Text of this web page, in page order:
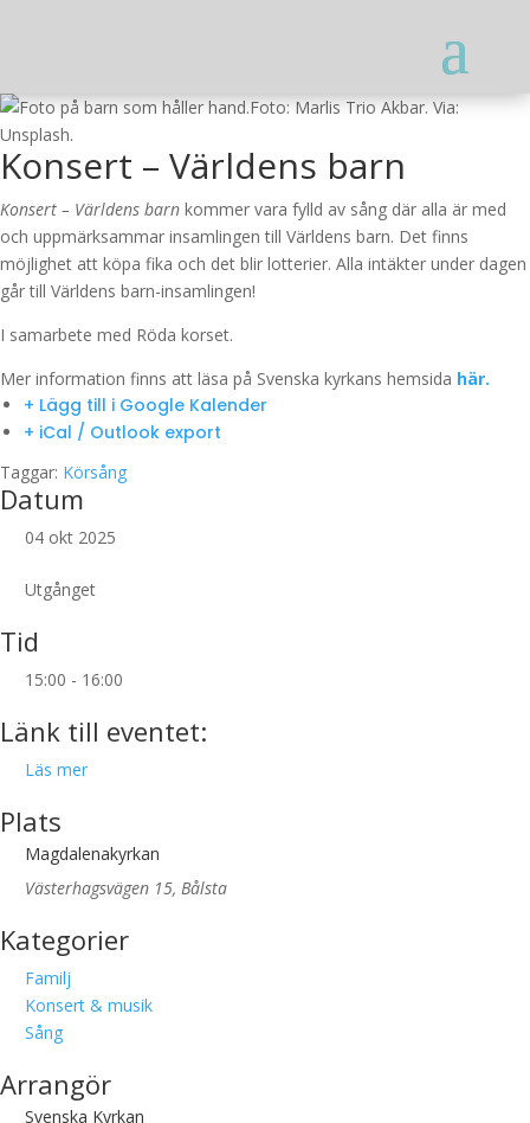
Foto: Marlis Trio Akbar. Via:
Unsplash.
Konsert – Världens barn
Konsert – Världens barn kommer vara fylld av sång där alla är med
och uppmärksammar insamlingen till Världens barn. Det finns
möjlighet att köpa fika och det blir lotterier. Alla intäkter under dagen
går till Världens barn-insamlingen!
I samarbete med Röda korset.
Mer information finns att läsa på Svenska kyrkans hemsida här.
+ Lägg till i Google Kalender
+ iCal / Outlook export
Taggar: Körsång
Datum
04 okt 2025
Utgånget
Tid
15:00 - 16:00
Länk till eventet:
Läs mer
Plats
Magdalenakyrkan
Västerhagsvägen 15, Bålsta
Kategorier
Familj
Konsert & musik
Sång
Arrangör
Svenska Kyrkan